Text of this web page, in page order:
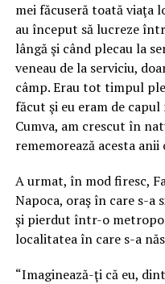
mei făcuseră toată viaţa
au început să lucreze
lângă şi când plecau la
veneau de la serviciu,
câmp. Erau tot timpul
făcut şi eu eram de
Cumva, am crescut în
rememorează acesta
A urmat, în mod firesc,
Napoca, oraş în care s-
şi pierdut într-o
localitatea în care s-a
“Imaginează-ţi că eu,